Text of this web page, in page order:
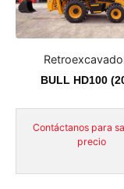
BULL HD100
Contáctanos para
precio